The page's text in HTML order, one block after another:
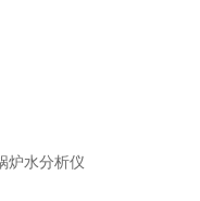
炉水分析仪